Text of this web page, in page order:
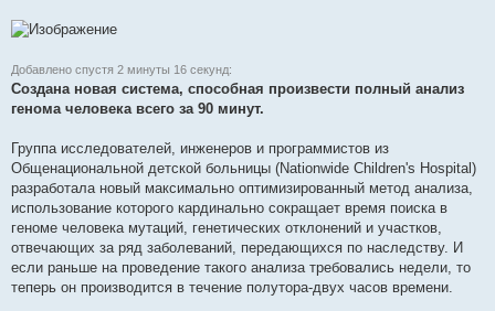
Добавлено спустя 2 минуты 16 секунд:
Создана новая система, способная произвести полный анализ
генома человека всего за 90 минут.
Группа исследователей, инженеров и программистов из
Общенациональной детской больницы (Nationwide Children's Hospital)
разработала новый максимально оптимизированный метод анализа,
использование которого кардинально сокращает время поиска в
геноме человека мутаций, генетических отклонений и участков,
отвечающих за ряд заболеваний, передающихся по наследству. И
если раньше на проведение такого анализа требовались недели, то
теперь он производится в течение полутора-двух часов времени.